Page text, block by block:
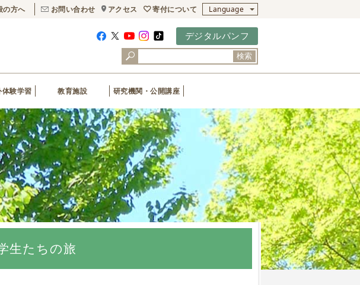
の方へ お問い合わせ アクセス 寄付について Language
デジタルパンフ
検索
体験学習 教育施設 研究機関・公開講座
生たちの旅